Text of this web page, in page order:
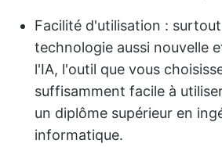
Facilité d'utilisation :
technologie aussi nouvelle
l'IA, l'outil que vous
suffisamment facile à
un diplôme supérieur en
informatique.